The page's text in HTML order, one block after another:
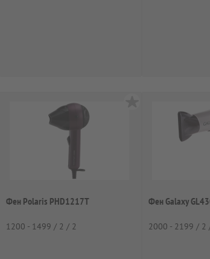
Фен Polaris PHD1217T
1200 - 1499 / 2 / 2
Фен Galaxy
2000 - 2199 / 2